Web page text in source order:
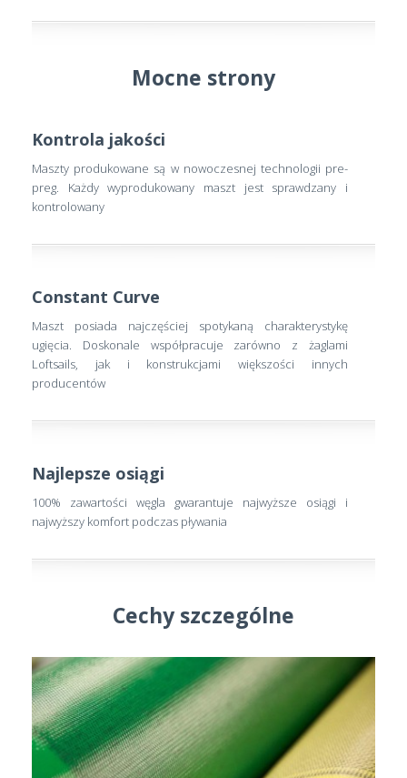
Mocne strony
Kontrola jakości
Maszty produkowane są w nowoczesnej technologii pre-
preg. Każdy wyprodukowany maszt jest sprawdzany i
kontrolowany
Constant Curve
Maszt posiada najczęściej spotykaną charakterystykę
ugięcia. Doskonale współpracuje zarówno z żaglami
Loftsails, jak i konstrukcjami większości innych
producentów
Najlepsze osiągi
100% zawartości węgla gwarantuje najwyższe osiągi i
najwyższy komfort podczas pływania
Cechy szczególne